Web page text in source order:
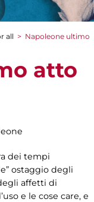
all > Napoleone ultimo
atto
dei tempi
ostaggio degli
affetti di
e le cose care, e